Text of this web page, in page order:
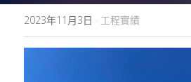
2023年11月3日 · 工程實績